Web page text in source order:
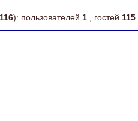
116): пользователей 1 , гостей 115